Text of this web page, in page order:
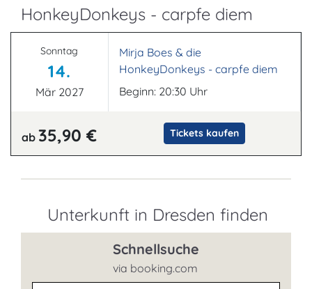
HonkeyDonkeys - carpfe diem
Sonntag
14.
Mär 2027
Mirja Boes & die
HonkeyDonkeys - carpfe diem
Beginn: 20:30 Uhr
ab 35,90 € Tickets kaufen
Unterkunft in Dresden finden
Schnellsuche
via booking.com